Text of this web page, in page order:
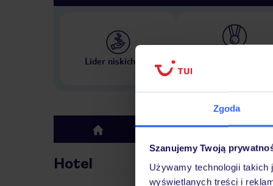
Zgoda
Szanujemy Twoją
Używamy technologii
wyświetlanych treści i
Lider niskich cen
top Hotel
Hotel